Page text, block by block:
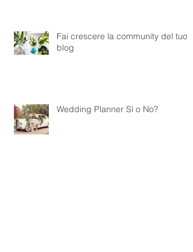
Fai crescere la community del tuo
blog
Wedding Planner Sì o No?